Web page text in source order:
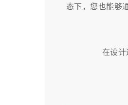
态下，您也能够
在设